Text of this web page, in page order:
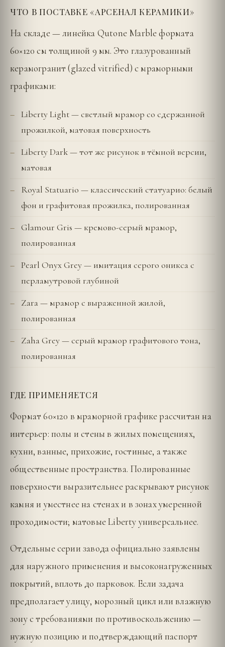
ЧТО В ПОСТАВКЕ «АРСЕНАЛ КЕРАМИКИ»
На складе — линейка Qutone Marble формата
60×120 см толщиной 9 мм. Это глазурованный
керамогранит (glazed vitrified) с мраморными
графиками:
Liberty Light — светлый мрамор со сдержанной
прожилкой, матовая поверхность
Liberty Dark — тот же рисунок в тёмной версии,
матовая
Royal Statuario — классический статуарио: белый
фон и графитовая прожилка, полированная
Glamour Gris — кремово-серый мрамор,
полированная
Pearl Onyx Grey — имитация серого оникса с
перламутровой глубиной
Zara — мрамор с выраженной жилой,
полированная
Zaha Grey — серый мрамор графитового тона,
полированная
ГДЕ ПРИМЕНЯЕТСЯ
Формат 60×120 в мраморной графике рассчитан на
интерьер: полы и стены в жилых помещениях,
кухни, ванные, прихожие, гостиные, а также
общественные пространства. Полированные
поверхности выразительнее раскрывают рисунок
камня и уместнее на стенах и в зонах умеренной
проходимости; матовые Liberty универсальнее.
Отдельные серии завода официально заявлены
для наружного применения и высоконагруженных
покрытий, вплоть до парковок. Если задача
предполагает улицу, морозный цикл или влажную
зону с требованиями по противоскольжению —
нужную позицию и подтверждающий паспорт